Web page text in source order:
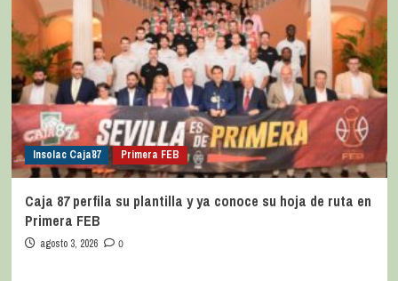
Insolac Caja´87 Primera FEB
Caja 87 perfila su plantilla y ya conoce su hoja de ruta en
Primera FEB
agosto 3, 2026 0